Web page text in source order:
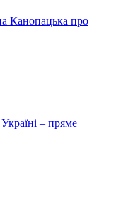
Канопацька про
– пряме